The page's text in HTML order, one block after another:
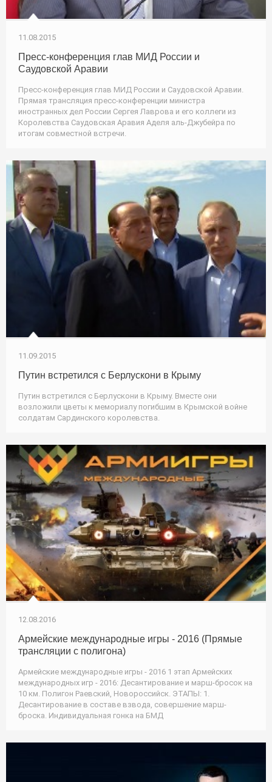
11.08.2015
Пресс-конференция глав МИД России и
Саудовской Аравии
Пресс-конференция глав МИД России и Саудовской Аравии.
Прямая трансляция пресс-конференции министра
иностранных дел России Сергея Лаврова и его коллеги из
Королевства Саудовская Аравия Аделя аль-Джубейра по
итогам совместной встречи.
11.09.2015
Путин встретился с Берлускони в Крыму
Путин встретился с Берлускони в Крыму. Вместе они
возложили цветы к мемориалу погибшим в Крымской войне
солдатам Сардинского королевства.
12.08.2016
Армейские международные игры - 2016 (Прямые
трансляции с полигона)
Армейские международные игры - 2016 1 этап Армейских
международных игр - 2016: Десантирование и марш-бросок на
10 км. Полигон Раевский, Новороссийск. ЭТАПЫ: 1.
Десантирование в составе взвода, совершение марш-
броска. Индивидуальная гонка на БМД